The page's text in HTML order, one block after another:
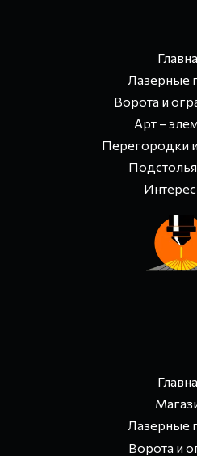
Лазерные
Ворота и
Арт –
Перегородки
Лазерные
Ворота и